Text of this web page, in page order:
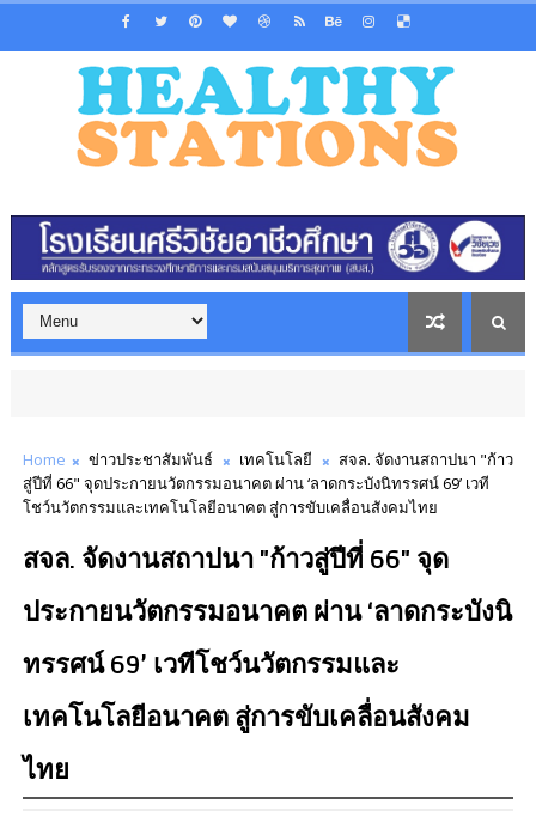
Home ข่าวประชาสัมพันธ์ เทคโนโลยี
สจล. จัดงานสถาปนา "ก้าว
สู่ปีที่ 66" จุดประกายนวัตกรรมอนาคต ผ่าน ‘ลาดกระบังนิทรรศน์ 69’ เวที
โชว์นวัตกรรมและเทคโนโลยีอนาคต สู่การขับเคลื่อนสังคมไทย
สจล. จัดงานสถาปนา "ก้าวสู่ปีที่ 66" จุด
ประกายนวัตกรรมอนาคต ผ่าน ‘ลาดกระบังนิ
ทรรศน์ 69’ เวทีโชว์นวัตกรรมและ
เทคโนโลยีอนาคต สู่การขับเคลื่อนสังคม
ไทย